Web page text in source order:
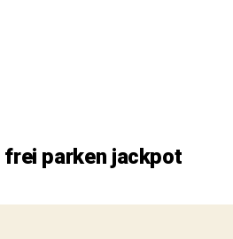
frei parken jackpot